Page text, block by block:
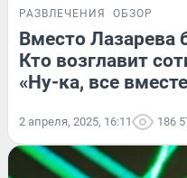
РАЗВЛЕЧЕНИЯ ОБЗОР
Вместо Лазарева
Кто возглавит
«Ну-ка, все
2 апреля, 2025, 16:11 186